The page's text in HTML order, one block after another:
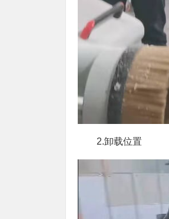
2.卸载位置